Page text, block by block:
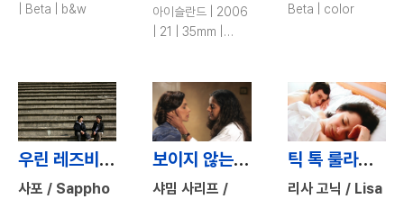
| Beta | b&w
아이슬란드 | 2006
| 21 | 35mm |
Beta | color
우린 레즈비언이잖아 / After All, We’re Lesbians
사포 / Sappho
보이지 않는 세상 / The World Unseen
샤밈 사리프 /
틱 톡 룰라바이 / Tick Tock Lullaby
리사 고닉 / Lisa